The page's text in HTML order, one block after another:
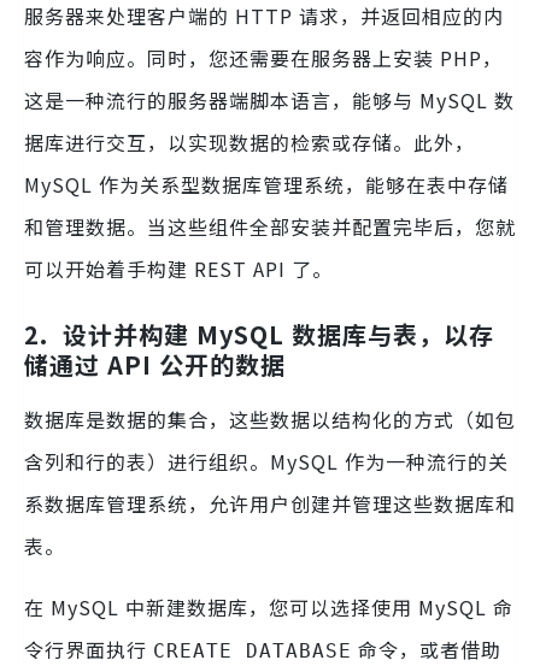
服务器来处理客户端的 HTTP 请求，并返回相应的内
容作为响应。同时，您还需要在服务器上安装 PHP，
这是一种流行的服务器端脚本语言，能够与 MySQL 数
据库进行交互，以实现数据的检索或存储。此外，
MySQL 作为关系型数据库管理系统，能够在表中存储
和管理数据。当这些组件全部安装并配置完毕后，您就
可以开始着手构建 REST API 了。
2. 设计并构建 MySQL 数据库与表，以存
储通过 API 公开的数据
数据库是数据的集合，这些数据以结构化的方式（如包
含列和行的表）进行组织。MySQL 作为一种流行的关
系数据库管理系统，允许用户创建并管理这些数据库和
表。
在 MySQL 中新建数据库，您可以选择使用 MySQL 命
令行界面执行 CREATE DATABASE 命令，或者借助